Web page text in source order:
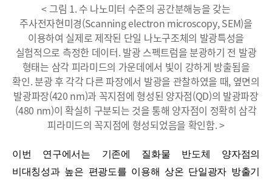
< 그림 1. 수 나노미터 수준의 공간분해능을 갖는
주사전자현미경(Scanning electron microscopy, SEM)을
이용하여 실제로 제작된 단일 나노구조체의 발광특성을
실험적으로 측정한 데이터. 발광 스펙트럼을 분광하기 전 발광
형태는 삼각 피라미드의 가운데에서 빛이 강하게 방출됨을
확인. 분광 후 각각 다른 파장에서 발광을 관찰하였을 때, 옆면의
발광파장(420 nm)과 꼭지점에 형성된 양자점(QD)의 발광파장
(480 nm)이 확실히 구분되는 것을 통해 양자점이 정확히 삼각
피라미드의 꼭지점에 형성되었음을 확인함. >
이번 연구에서는 기존에 질화물 반도체 양자점의
비대칭성과 높은 편광도를 이용해 상온 단일광자 방출기